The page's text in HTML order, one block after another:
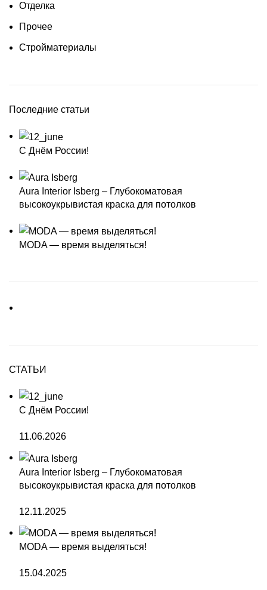
Отделка
Прочее
Стройматериалы
Последние статьи
С Днём России!
Aura Interior Isberg – Глубокоматовая
высокоукрывистая краска для потолков
MODA — время выделяться!
СТАТЬИ
С Днём России!
11.06.2026
Aura Interior Isberg – Глубокоматовая
высокоукрывистая краска для потолков
12.11.2025
MODA — время выделяться!
15.04.2025